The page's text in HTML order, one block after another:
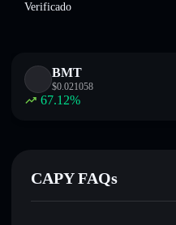
Verificado
BMT
$0.021058
67.12%
CAPY FAQs